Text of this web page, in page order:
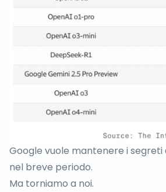
Google vuole mantenere i
nel breve periodo.
Ma torniamo a noi.